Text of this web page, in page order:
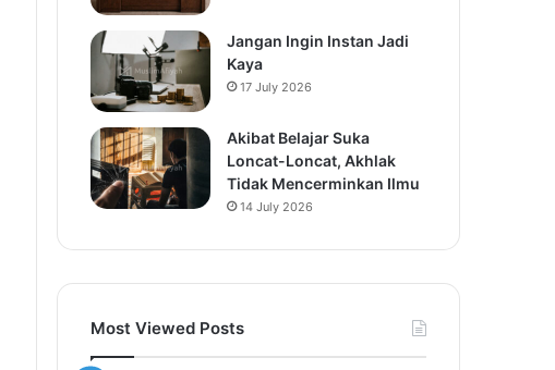
Jangan Ingin Instan Jadi
Kaya
17 July 2026
Akibat Belajar Suka
Loncat-Loncat, Akhlak
Tidak Mencerminkan Ilmu
14 July 2026
Most Viewed Posts